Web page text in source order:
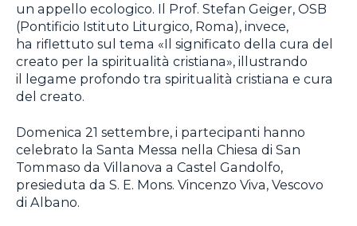
un appello ecologico. Il Prof. Stefan Geiger, OSB
(Pontificio Istituto Liturgico, Roma), invece,
ha riflettuto sul tema «Il significato della cura del
creato per la spiritualità cristiana», illustrando
il legame profondo tra spiritualità cristiana e cura
del creato.
Domenica 21 settembre, i partecipanti hanno
celebrato la Santa Messa nella Chiesa di San
Tommaso da Villanova a Castel Gandolfo,
presieduta da S. E. Mons. Vincenzo Viva, Vescovo
di Albano.